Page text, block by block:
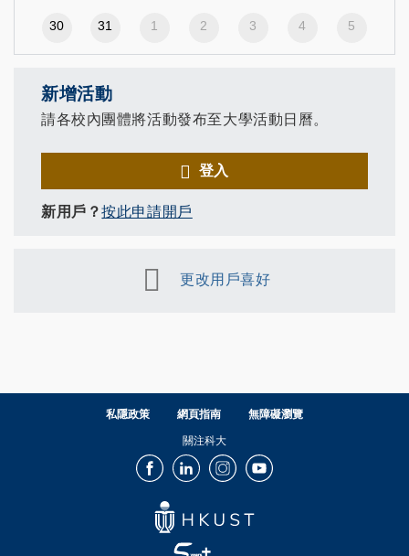
30 31 1 2 3 4 5
新增活動
請各校內團體將活動發布至大學活動日曆。
登入
新用戶？按此申請開戶
更改用戶喜好
私隱政策 網頁指南 無障礙瀏覽
關注科大
FacebookLinkedInInstagramYoutube